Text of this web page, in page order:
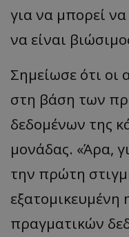
για να μπορεί
να είναι
Σημείωσε ότι οι
στη βάση των
δεδομένων της
μονάδας. «Άρα,
την πρώτη
πραγματικών